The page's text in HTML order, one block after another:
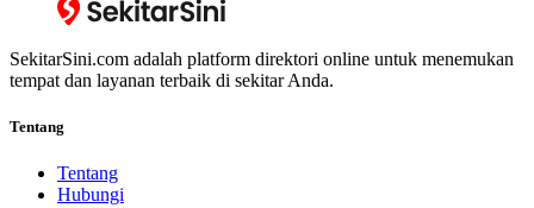
SekitarSini.com adalah platform direktori online untuk menemukan
tempat dan layanan terbaik di sekitar Anda.
Tentang
Tentang
Hubungi